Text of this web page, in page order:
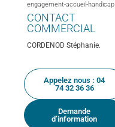
engagement-accueil-handicap
CONTACT
COMMERCIAL
CORDENOD Stéphanie.
Appelez nous : 04
74 32 36 36
Demande
d’information